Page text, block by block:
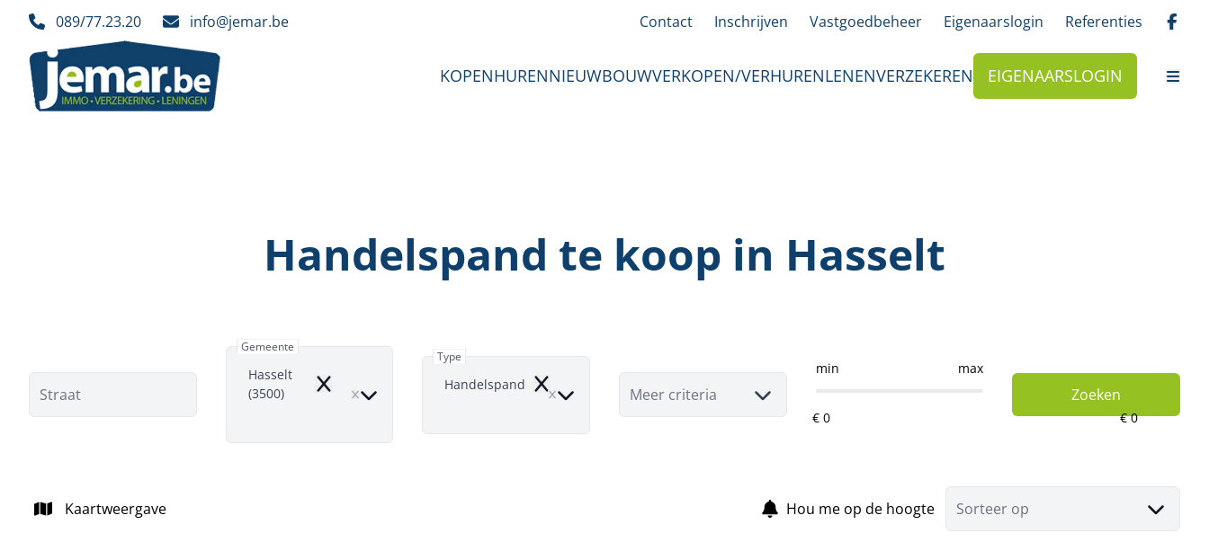
Ga naar hoofdinhoud
089/77.23.20 info@jemar.be Contact Inschrijven Vastgoedbeheer Eigenaarslogin Referenties
KOPENHURENNIEUWBOUWVERKOPEN/VERHURENLENENVERZEKEREN EIGENAARSLOGIN
Handelspand te koop in Hasselt
Straat
Gemeente
Hasselt
(3500)
Remove
Type
Handelspand Remove Meer criteria
min max
Zoeken
Kaartweergave Hou me op de hoogte Sorteer op